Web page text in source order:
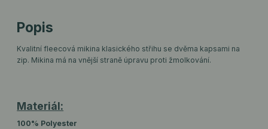
Popis
Kvalitní fleecová mikina klasického střihu se dvěma kapsami na
zip. Mikina má na vnější straně úpravu proti žmolkování.
Materiál:
100% Polyester